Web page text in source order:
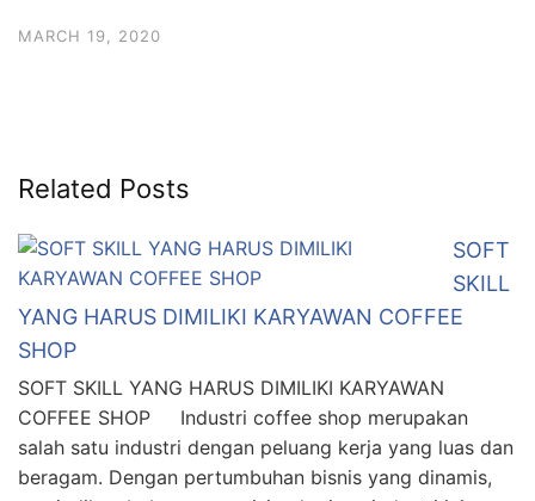
MARCH 19, 2020
Related Posts
SOFT
SKILL
YANG HARUS DIMILIKI KARYAWAN COFFEE
SHOP
SOFT SKILL YANG HARUS DIMILIKI KARYAWAN
COFFEE SHOP Industri coffee shop merupakan
salah satu industri dengan peluang kerja yang luas dan
beragam. Dengan pertumbuhan bisnis yang dinamis,